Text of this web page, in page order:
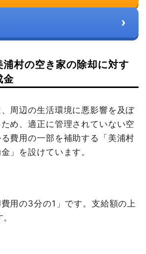
›
村の空き家の除却に対す
金
周辺の生活環境に悪影響を及ぼ
め、適正に管理されていない空
費用の一部を補助する「美浦村
」を設けています。
用の3分の1」です。支給額の上